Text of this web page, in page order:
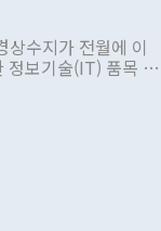
다. 그동안 정 장
있지만 대통령과 유
이례적이다. 정 장
리도 높아지고 있
수지가 전월에 이
정보기술(IT) 품목 수